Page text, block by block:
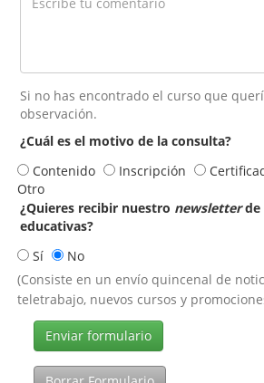
Si no has encontrado el curso que
observación.
¿Cuál es el motivo de la consulta?
Contenido
Inscripción
Otro
¿Quieres recibir nuestro newsletterde
educativas?
Sí
No
(Consiste en un envío quincenal de
teletrabajo, nuevos cursos y